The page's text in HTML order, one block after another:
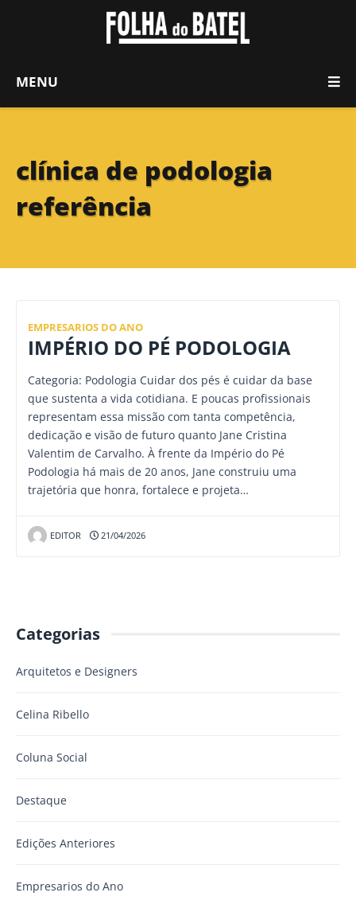
MENU
clínica de podologia
referência
EMPRESARIOS DO ANO
IMPÉRIO DO PÉ PODOLOGIA
Categoria: Podologia Cuidar dos pés é cuidar da base
que sustenta a vida cotidiana. E poucas profissionais
representam essa missão com tanta competência,
dedicação e visão de futuro quanto Jane Cristina
Valentim de Carvalho. À frente da Império do Pé
Podologia há mais de 20 anos, Jane construiu uma
trajetória que honra, fortalece e projeta…
EDITOR 21/04/2026
Categorias
Arquitetos e Designers
Celina Ribello
Coluna Social
Destaque
Edições Anteriores
Empresarios do Ano